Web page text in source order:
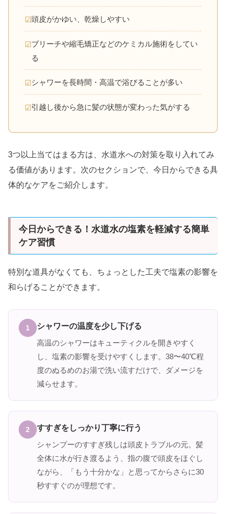
頭皮がかゆい、乾燥しやすい
ブリーチや縮毛矯正などのケミカル施術をしてい
る
シャワーを長時間・高温で浴びることが多い
引越し後から急に髪の状態が変わった気がする
3つ以上当てはまる方は、水道水への対策を取り入れてみ
る価値があります。次のセクションで、今日からできる具
体的なケアをご紹介します。
今日からできる！水道水の塩素を軽減する簡単
ケア習慣
特別な道具がなくても、ちょっとした工夫で塩素の影響を
和らげることができます。
1 シャワーの温度を少し下げる
高温のシャワーはキューティクルを開きやすく
し、塩素の影響を受けやすくします。38〜40℃程
度のぬるめのお湯で洗い流すだけで、ダメージを
減らせます。
2 すすぎをしっかり丁寧に行う
シャンプーのすすぎ残しは頭皮トラブルの元。髪
全体に水が行き渡るよう、指の腹で頭皮をほぐし
ながら、「もう十分かな」と思ってからさらに30
秒すすぐのが理想です。